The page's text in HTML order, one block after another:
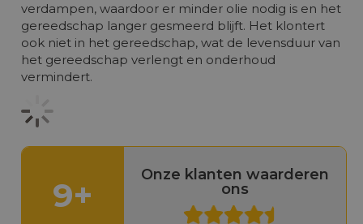
verdampen, waardoor er minder olie nodig is en het
gereedschap langer gesmeerd blijft. Het klontert
ook niet in het gereedschap, wat de levensduur van
het gereedschap verlengt en onderhoud
vermindert.
9+
Onze klanten waarderen
ons